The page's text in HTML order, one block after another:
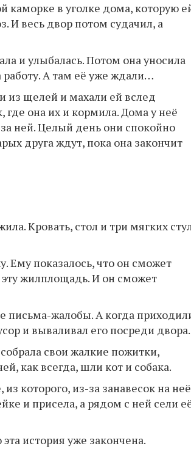
каморке в уголке дома, которую
И весь двор потом судачил, а
и улыбалась. Потом она уносила
А там её уже ждали…
из щелей и махали ей вслед
она их и кормила. Дома у неё
ней. Целый день они спокойно
друга ждут, пока она закончит
Кровать, стол и три мягких
Ему показалось, что он сможет
жилплощадь. И он сможет
письма-жалобы. А когда
и вываливал его посреди двора.
свои жалкие пожитки,
как всегда, шли кот и собака.
которого, из-за занавесок на неё
и присела, а рядом с ней сели
история уже закончена.